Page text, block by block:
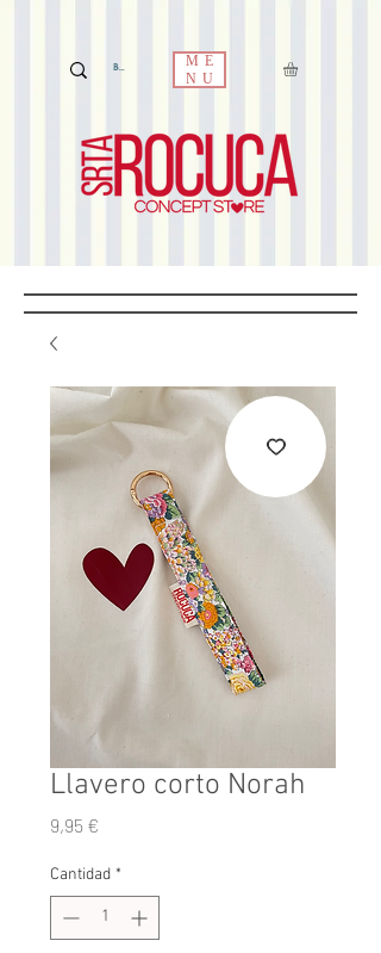
ME
NU
Llavero corto Norah
9,95 €
Cantidad *